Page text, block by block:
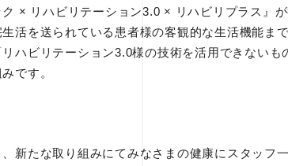
× リハビリテーション3.0 × リハビリプラス』
活を送られている患者様の客観的な生活機能ま
ハビリテーション3.0様の技術を活用できないも
です。
新たな取り組みにてみなさまの健康にスタッフ